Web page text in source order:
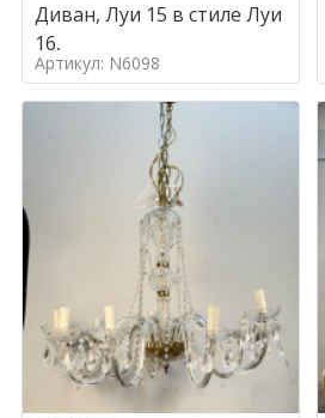
Диван, Луи 15 в стиле Луи
16,
Артикул: N6098